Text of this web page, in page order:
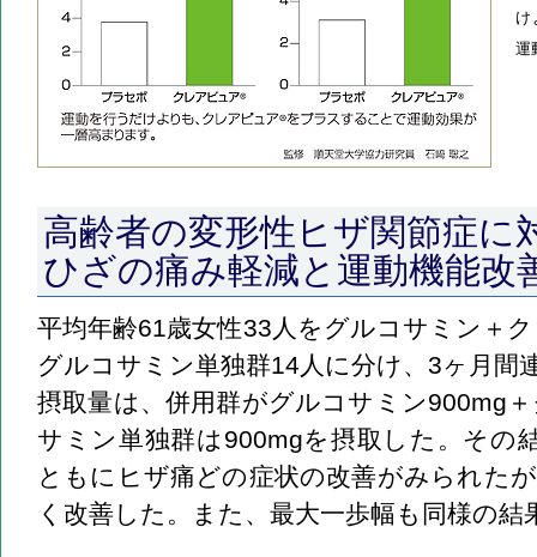
け
運
高齢者の変形性ヒザ関節症に
ひざの痛み軽減と運動機能改
平均年齢61歳女性33人をグルコサミン＋
グルコサミン単独群14人に分け、3ヶ月間
摂取量は、併用群がグルコサミン900mg
サミン単独群は900mgを摂取した。その
ともにヒザ痛どの症状の改善がみられた
く改善した。また、最大一歩幅も同様の結